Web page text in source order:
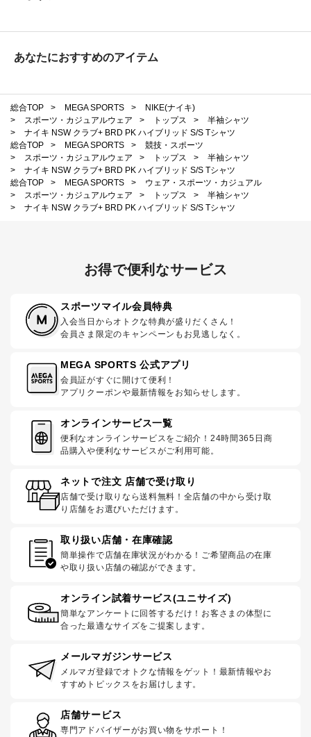
あなたにおすすめのアイテム
総合TOP > MEGA SPORTS >
NIKE(ナイキ)
>
スポーツ・カジュアルウェア > トップス >
半袖シャツ
>
ナイキ NSW クラブ+ BRD PK ハイブリッド S/S Tシャツ
総合TOP
> MEGA SPORTS >
競技・スポーツ
>
スポーツ・カジュアルウェア > トップス >
半袖シャツ
>
ナイキ NSW クラブ+ BRD PK ハイブリッド S/S Tシャツ
総合TOP
> MEGA SPORTS >
ウェア・スポーツ・カジュアル
>
スポーツ・カジュアルウェア > トップス >
半袖シャツ
>
ナイキ NSW クラブ+ BRD PK ハイブリッド S/S Tシャツ
お得で便利なサービス
スポーツマイル会員特典
入会当日からオトクな特典が盛りだくさん！
会員さま限定のキャンペーンもお見逃しなく。
MEGA SPORTS 公式アプリ
会員証がすぐに開けて便利！
アプリクーポンや最新情報をお知らせします。
オンラインサービス一覧
便利なオンラインサービスをご紹介！24時間365日商
品購入や便利なサービスがご利用可能。
ネットで注文 店舗で受け取り
店舗で受け取りなら送料無料！全店舗の中から受け取
り店舗をお選びいただけます。
取り扱い店舗・在庫確認
簡単操作で店舗在庫状況がわかる！ご希望商品の在庫
や取り扱い店舗の確認ができます。
オンライン試着サービス(ユニサイズ)
簡単なアンケートに回答するだけ！お客さまの体型に
合った最適なサイズをご提案します。
メールマガジンサービス
メルマガ登録でオトクな情報をゲット！最新情報やお
すすめトピックスをお届けします。
店舗サービス
専門アドバイザーがお買い物をサポート！